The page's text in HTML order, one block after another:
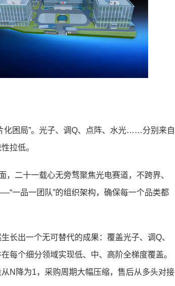
化困局”。光子、调Q、点阵、水光……分别来自
拉低。
，二十一载心无旁骛聚焦光电赛道，不跨界、
一品一团队”的组织架构，确保每一个品类都
长出一个无可替代的成果：覆盖光子、调Q、
每个细分领域实现低、中、高阶全梯度覆盖。
N降为1，采购周期大幅压缩，售后从多头对接